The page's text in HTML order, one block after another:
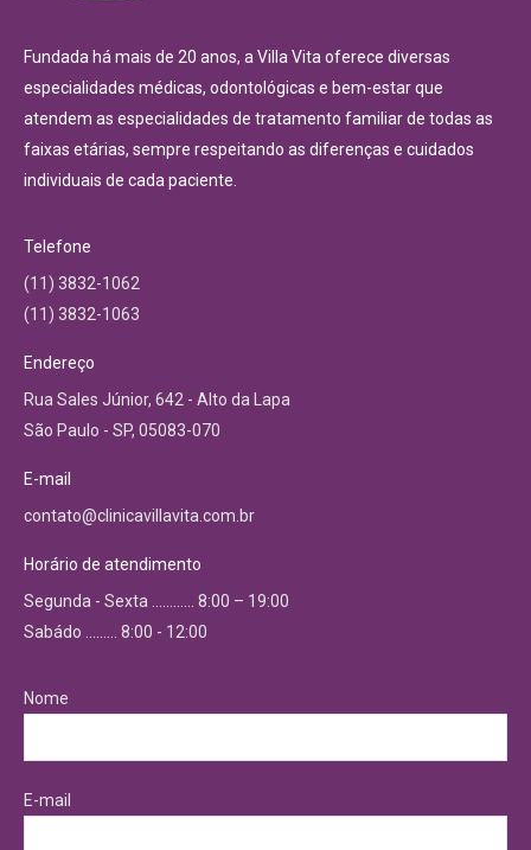
Fundada há mais de 20 anos, a Villa Vita oferece diversas
especialidades médicas, odontológicas e bem-estar que
atendem as especialidades de tratamento familiar de todas as
faixas etárias, sempre respeitando as diferenças e cuidados
individuais de cada paciente.
Telefone
(11) 3832-1062
(11) 3832-1063
Endereço
Rua Sales Júnior, 642 - Alto da Lapa
São Paulo - SP, 05083-070
E-mail
contato@clinicavillavita.com.br
Horário de atendimento
Segunda - Sexta ………… 8:00 – 19:00
Sabádo ……… 8:00 - 12:00
Nome
E-mail